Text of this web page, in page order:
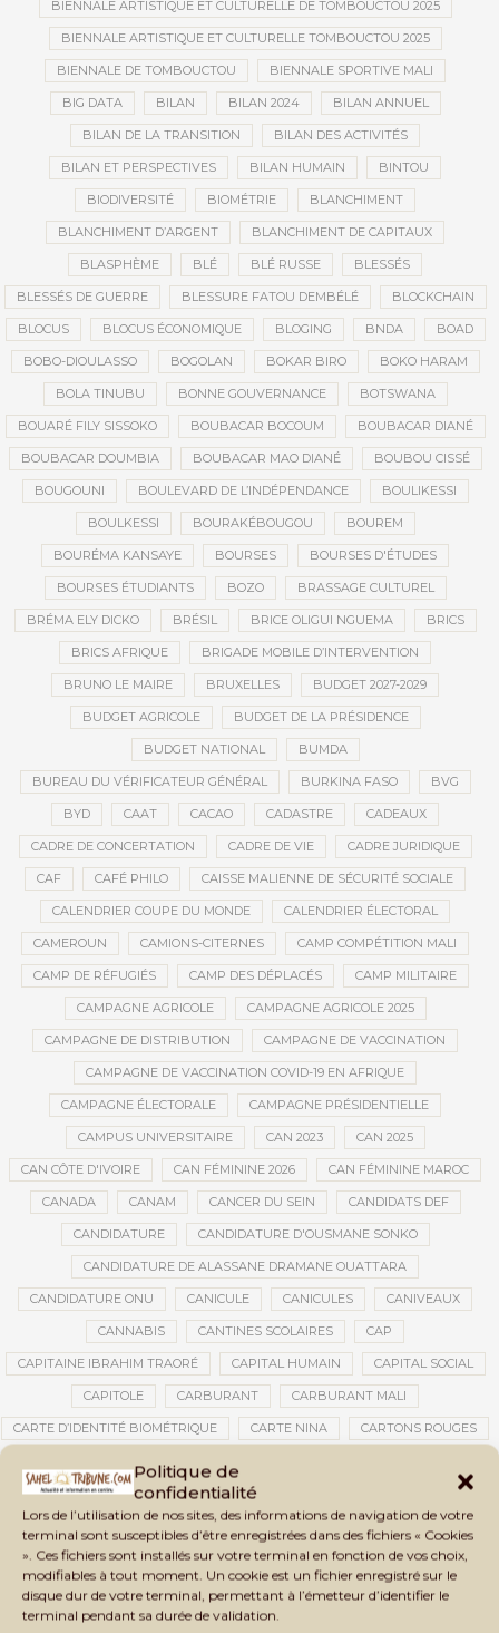
Politique de
confidentialité
Lors de l’utilisation de nos sites, des informations de navigation de votre
terminal sont susceptibles d’être enregistrées dans des fichiers « Cookies
». Ces fichiers sont installés sur votre terminal en fonction de vos choix,
modifiables à tout moment. Un cookie est un fichier enregistré sur le
disque dur de votre terminal, permettant à l’émetteur d’identifier le
terminal pendant sa durée de validation.
BIENNALE ARTISTIQUE ET CULTURELLE DE TOMBOUCTOU 2025
BIENNALE ARTISTIQUE ET CULTURELLE TOMBOUCTOU 2025
BIENNALE DE TOMBOUCTOU BIENNALE SPORTIVE MALI
BIG DATA BILAN BILAN 2024 BILAN ANNUEL
BILAN DE LA TRANSITION BILAN DES ACTIVITÉS
BILAN ET PERSPECTIVES BILAN HUMAIN BINTOU
BIODIVERSITÉ BIOMÉTRIE BLANCHIMENT
BLANCHIMENT D’ARGENT BLANCHIMENT DE CAPITAUX
BLASPHÈME BLÉ BLÉ RUSSE BLESSÉS
BLESSÉS DE GUERRE BLESSURE FATOU DEMBÉLÉ BLOCKCHAIN
BLOCUS BLOCUS ÉCONOMIQUE BLOGING BNDA BOAD
BOBO-DIOULASSO BOGOLAN BOKAR BIRO BOKO HARAM
BOLA TINUBU BONNE GOUVERNANCE BOTSWANA
BOUARÉ FILY SISSOKO BOUBACAR BOCOUM BOUBACAR DIANÉ
BOUBACAR DOUMBIA BOUBACAR MAO DIANÉ BOUBOU CISSÉ
BOUGOUNI BOULEVARD DE L’INDÉPENDANCE BOULIKESSI
BOULKESSI BOURAKÉBOUGOU BOUREM
BOURÉMA KANSAYE BOURSES BOURSES D'ÉTUDES
BOURSES ÉTUDIANTS BOZO BRASSAGE CULTUREL
BRÉMA ELY DICKO BRÉSIL BRICE OLIGUI NGUEMA BRICS
BRICS AFRIQUE BRIGADE MOBILE D’INTERVENTION
BRUNO LE MAIRE BRUXELLES BUDGET 2027-2029
BUDGET AGRICOLE BUDGET DE LA PRÉSIDENCE
BUDGET NATIONAL BUMDA
BUREAU DU VÉRIFICATEUR GÉNÉRAL BURKINA FASO BVG
BYD CAAT CACAO CADASTRE CADEAUX
CADRE DE CONCERTATION CADRE DE VIE CADRE JURIDIQUE
CAF CAFÉ PHILO CAISSE MALIENNE DE SÉCURITÉ SOCIALE
CALENDRIER COUPE DU MONDE CALENDRIER ÉLECTORAL
CAMEROUN CAMIONS-CITERNES CAMP COMPÉTITION MALI
CAMP DE RÉFUGIÉS CAMP DES DÉPLACÉS CAMP MILITAIRE
CAMPAGNE AGRICOLE CAMPAGNE AGRICOLE 2025
CAMPAGNE DE DISTRIBUTION CAMPAGNE DE VACCINATION
CAMPAGNE DE VACCINATION COVID-19 EN AFRIQUE
CAMPAGNE ÉLECTORALE CAMPAGNE PRÉSIDENTIELLE
CAMPUS UNIVERSITAIRE CAN 2023 CAN 2025
CAN CÔTE D'IVOIRE CAN FÉMININE 2026 CAN FÉMININE MAROC
CANADA CANAM CANCER DU SEIN CANDIDATS DEF
CANDIDATURE CANDIDATURE D'OUSMANE SONKO
CANDIDATURE DE ALASSANE DRAMANE OUATTARA
CANDIDATURE ONU CANICULE CANICULES CANIVEAUX
CANNABIS CANTINES SCOLAIRES CAP
CAPITAINE IBRAHIM TRAORÉ CAPITAL HUMAIN CAPITAL SOCIAL
CAPITOLE CARBURANT CARBURANT MALI
CARTE D’IDENTITÉ BIOMÉTRIQUE CARTE NINA CARTONS ROUGES
CATASTROPHES CLIMATIQUES
CAUTION 10 000 DOLLARS CAUTION DE VISA CDAT CECOGEC
CÉDÉAO CEDEAO CEI CÉLÉBRATION NATIONALE CEMAC
CEMAPI CEN-SNESUP CENOU CENSURE
CENTRAFRIQUE CENTRALE SOLAIRE